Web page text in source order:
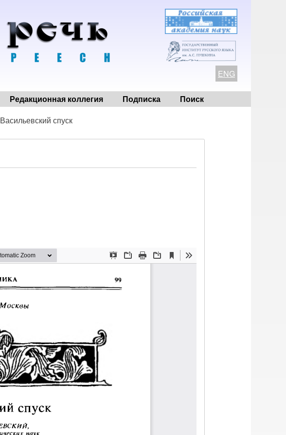
ENG
Редакционная коллегия Подписка Поиск
Васильевский спуск